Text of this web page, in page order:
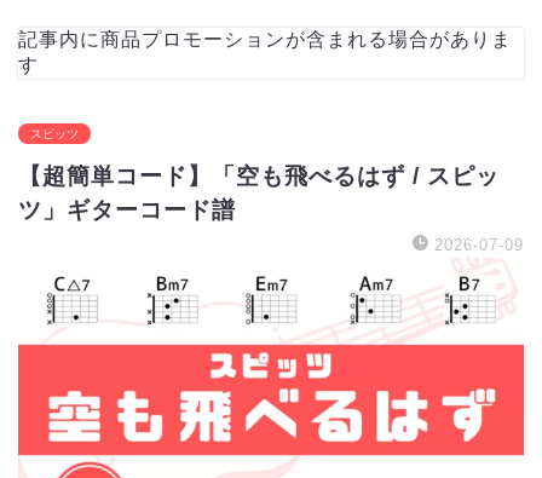
記事内に商品プロモーションが含まれる場合がありま
す
スピッツ
【超簡単コード】「空も飛べるはず / スピッ
ツ」ギターコード譜
2026-07-09